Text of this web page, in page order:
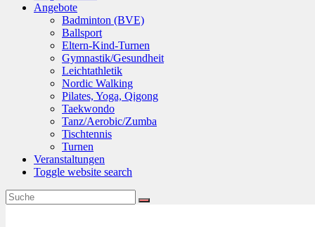
Angebote
Badminton (BVE)
Ballsport
Eltern-Kind-Turnen
Gymnastik/Gesundheit
Leichtathletik
Nordic Walking
Pilates, Yoga, Qigong
Taekwondo
Tanz/Aerobic/Zumba
Tischtennis
Turnen
Veranstaltungen
Toggle website search